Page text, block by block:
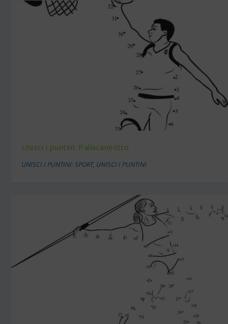
Unisci i puntini: Pallacanestro
UNISCI I PUNTINI: SPORT, UNISCI I PUNTINI